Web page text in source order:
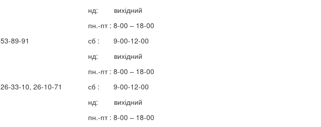
нд: вихідний
53-89-91
пн.-пт : 8-00 – 18-00
сб : 9-00-12-00
нд: вихідний
26-33-10, 26-10-71
пн.-пт : 8-00 – 18-00
сб : 9-00-12-00
нд: вихідний
пн.-пт : 8-00 – 18-00